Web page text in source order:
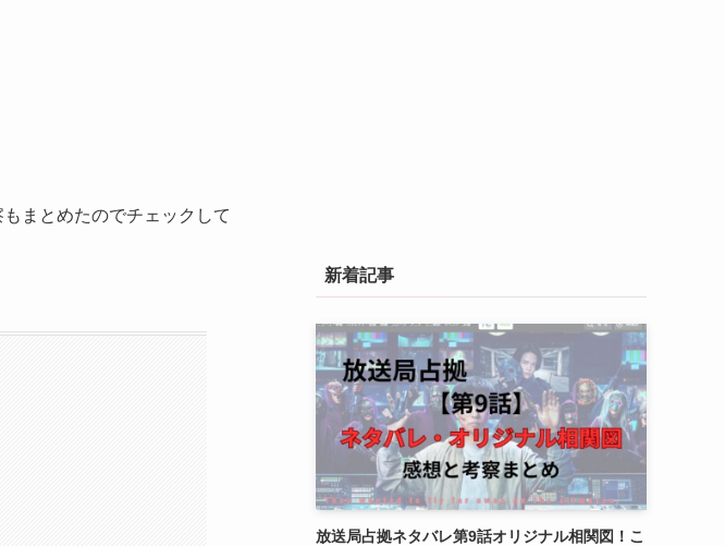
まとめたのでチェックして
新着記事
放送局占拠ネタバレ第9話オリジナル相関図！こ